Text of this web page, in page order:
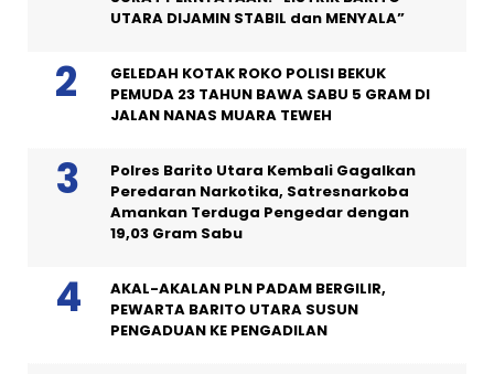
UTARA DIJAMIN STABIL dan MENYALA”
GELEDAH KOTAK ROKO POLISI BEKUK
PEMUDA 23 TAHUN BAWA SABU 5 GRAM DI
JALAN NANAS MUARA TEWEH
Polres Barito Utara Kembali Gagalkan
Peredaran Narkotika, Satresnarkoba
Amankan Terduga Pengedar dengan
19,03 Gram Sabu
AKAL-AKALAN PLN PADAM BERGILIR,
PEWARTA BARITO UTARA SUSUN
PENGADUAN KE PENGADILAN